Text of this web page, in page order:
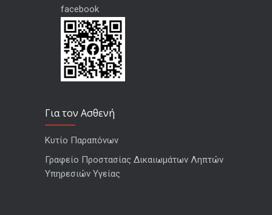
facebook
Για τον Ασθενή
Κυτίο Παραπόνων
Γραφείο Προστασίας Δικαιωμάτων Ληπτών
Υπηρεσιών Υγείας